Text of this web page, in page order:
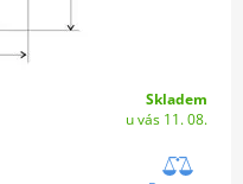
Skladem
u vás 11. 08.